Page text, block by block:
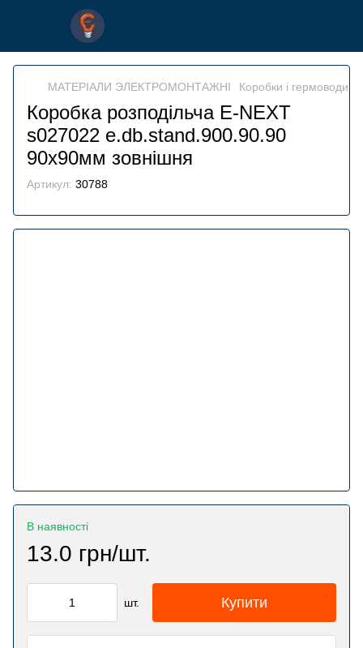
МАТЕРІАЛИ ЭЛЕКТРОМОНТАЖНІ Коробки і гермоводи
Коробка розподільча E-NEXT
s027022 e.db.stand.900.90.90
90х90мм зовнішня
Артикул: 30788
В наявності
13.0 грн/шт.
шт. Купити